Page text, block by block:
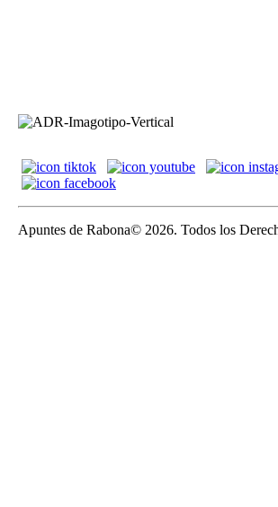
Apuntes de Rabona© 2026. Todos los